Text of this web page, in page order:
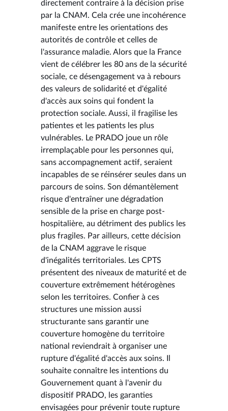
directement contraire à la décision prise
par la CNAM. Cela crée une incohérence
manifeste entre les orientations des
autorités de contrôle et celles de
l'assurance maladie. Alors que la France
vient de célébrer les 80 ans de la sécurité
sociale, ce désengagement va à rebours
des valeurs de solidarité et d'égalité
d'accès aux soins qui fondent la
protection sociale. Aussi, il fragilise les
patientes et les patients les plus
vulnérables. Le PRADO joue un rôle
irremplaçable pour les personnes qui,
sans accompagnement actif, seraient
incapables de se réinsérer seules dans un
parcours de soins. Son démantèlement
risque d'entraîner une dégradation
sensible de la prise en charge post-
hospitalière, au détriment des publics les
plus fragiles. Par ailleurs, cette décision
de la CNAM aggrave le risque
d'inégalités territoriales. Les CPTS
présentent des niveaux de maturité et de
couverture extrêmement hétérogènes
selon les territoires. Confier à ces
structures une mission aussi
structurante sans garantir une
couverture homogène du territoire
national reviendrait à organiser une
rupture d'égalité d'accès aux soins. Il
souhaite connaître les intentions du
Gouvernement quant à l'avenir du
dispositif PRADO, les garanties
envisagées pour prévenir toute rupture